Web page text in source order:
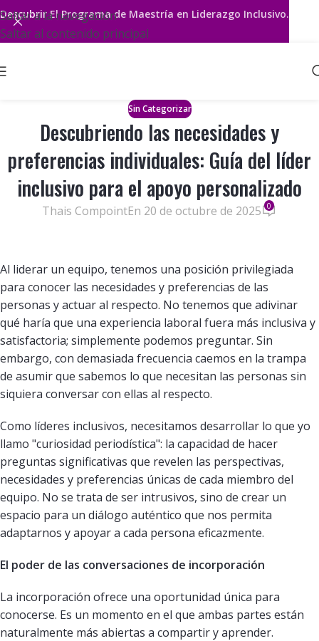
Saltar a la navegación
Saltar al contenido principal
Sin Categorizar
Descubriendo las necesidades y
preferencias individuales: Guía del líder
inclusivo para el apoyo personalizado
Thais CompointEn 20 de octubre de 2025 0
Al liderar un equipo, tenemos una posición privilegiada
para conocer las necesidades y preferencias de las
personas y actuar al respecto. No tenemos que adivinar
qué haría que una experiencia laboral fuera más inclusiva y
satisfactoria; simplemente podemos preguntar. Sin
embargo, con demasiada frecuencia caemos en la trampa
de asumir que sabemos lo que necesitan las personas sin
siquiera conversar con ellas al respecto.
Como líderes inclusivos, necesitamos desarrollar lo que yo
llamo "curiosidad periodística": la capacidad de hacer
preguntas significativas que revelen las perspectivas,
necesidades y preferencias únicas de cada miembro del
equipo. No se trata de ser intrusivos, sino de crear un
espacio para un diálogo auténtico que nos permita
adaptarnos y apoyar a cada persona eficazmente.
El poder de las conversaciones de incorporación
La incorporación ofrece una oportunidad única para
conocerse. Es un momento en el que ambas partes están
naturalmente más abiertas a compartir y aprender.
DescubrirEl Programa de Maestría en Liderazgo Inclusivo.